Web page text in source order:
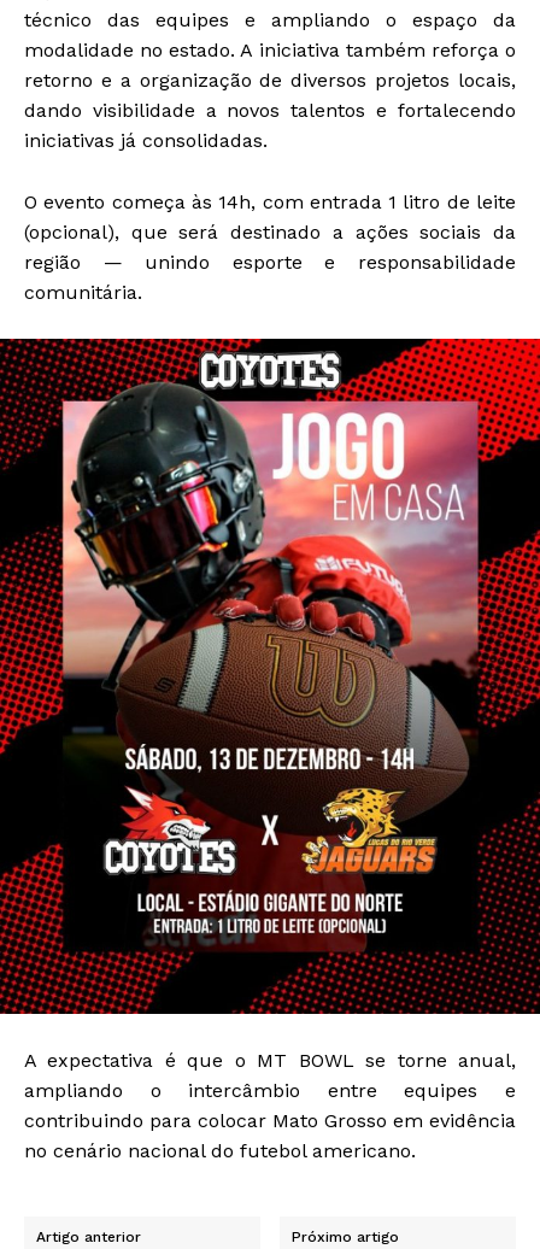
técnico das equipes e ampliando o espaço da
modalidade no estado. A iniciativa também reforça o
retorno e a organização de diversos projetos locais,
dando visibilidade a novos talentos e fortalecendo
iniciativas já consolidadas.
O evento começa às 14h, com entrada 1 litro de leite
(opcional), que será destinado a ações sociais da
região — unindo esporte e responsabilidade
comunitária.
A expectativa é que o MT BOWL se torne anual,
ampliando o intercâmbio entre equipes e
contribuindo para colocar Mato Grosso em evidência
no cenário nacional do futebol americano.
Artigo anterior Próximo artigo